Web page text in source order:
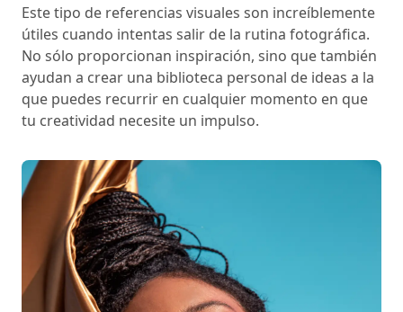
Este tipo de referencias visuales son increíblemente
útiles cuando intentas salir de la rutina fotográfica.
No sólo proporcionan inspiración, sino que también
ayudan a crear una biblioteca personal de ideas a la
que puedes recurrir en cualquier momento en que
tu creatividad necesite un impulso.